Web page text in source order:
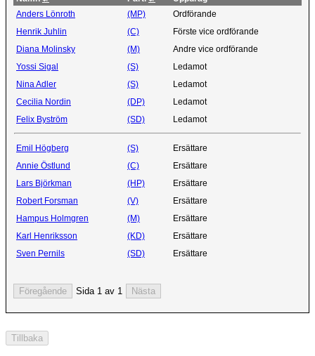
Anders Lönroth
(MP) Ordförande
Henrik Juhlin (C) Förste vice ordförande
Diana Molinsky (M) Andre vice ordförande
Yossi Sigal (S) Ledamot
Nina Adler (S) Ledamot
Cecilia Nordin (DP) Ledamot
Felix Byström (SD) Ledamot
Emil Högberg (S) Ersättare
Annie Östlund (C) Ersättare
Lars Björkman (HP) Ersättare
Robert Forsman (V) Ersättare
Hampus Holmgren (M) Ersättare
Karl Henriksson (KD) Ersättare
Sven Pernils (SD) Ersättare
Sida 1 av 1